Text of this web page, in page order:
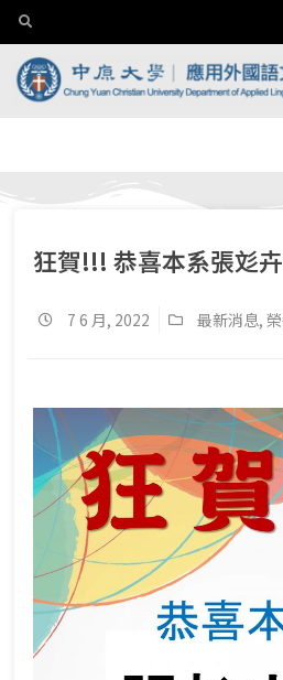
狂賀!!! 恭喜本系張彣
7 6 月, 2022 最新消息,